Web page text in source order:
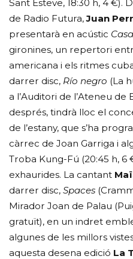
Sant Esteve, 18:30 h, 4 €).
de Radio Futura,Juan
presentarà en acústic
gironines, un repertori
americana i els ritmes
darrer disc, Río negro (La
a l’Auditori de l’Ateneu de
després, tindrà lloc el
de l’estany, que s’ha
càrrec de Joan Garriga i
Troba Kung-Fú (20:45 h,
exhaurides. La cantant
darrer disc,Spaces
Mirador Joan de Palau
gratuït), en un indret
algunes de les millors
aquesta desena edició La